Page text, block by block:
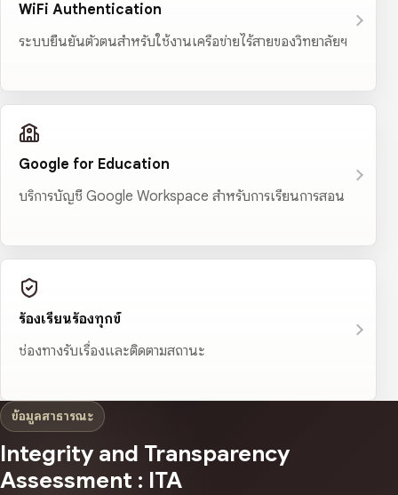
WiFi Authentication
ระบบยืนยันตัวตนสำหรับใช้งานเครือข่ายไร้สายของวิทยาลัยฯ
Google for Education
บริการบัญชี Google Workspace สำหรับการเรียนการสอน
ร้องเรียนร้องทุกข์
ช่องทางรับเรื่องและติดตามสถานะ
ข้อมูลสาธารณะ
Integrity and Transparency
Assessment : ITA